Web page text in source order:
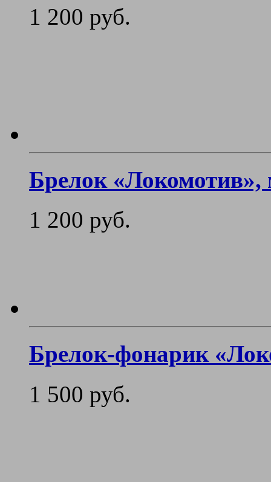
1 200 руб.
Брелок «Локомотив»,
1 200 руб.
Брелок-фонарик
1 500 руб.